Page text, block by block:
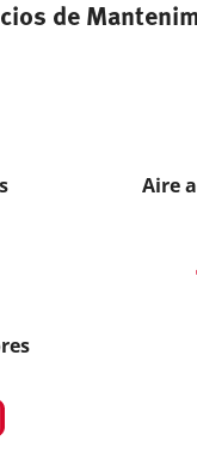
de
Aire